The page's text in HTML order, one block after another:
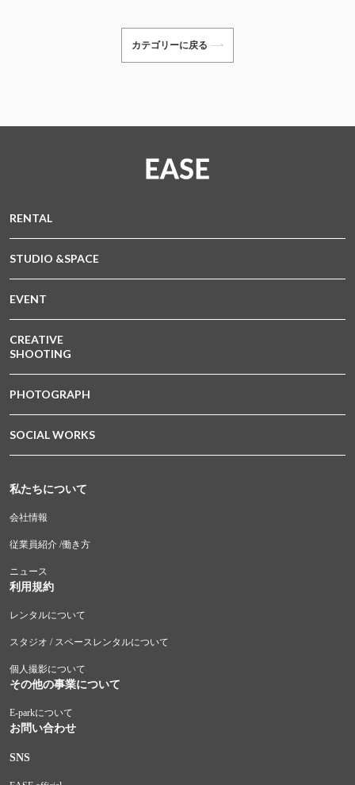
カテゴリーに戻る
RENTAL
STUDIO &SPACE
EVENT
CREATIVE
SHOOTING
PHOTOGRAPH
SOCIAL WORKS
私たちについて
会社情報
従業員紹介 /働き方
ニュース
利用規約
レンタルについて
スタジオ / スペースレンタルについて
個人撮影について
その他の事業について
E-parkについて
お問い合わせ
SNS